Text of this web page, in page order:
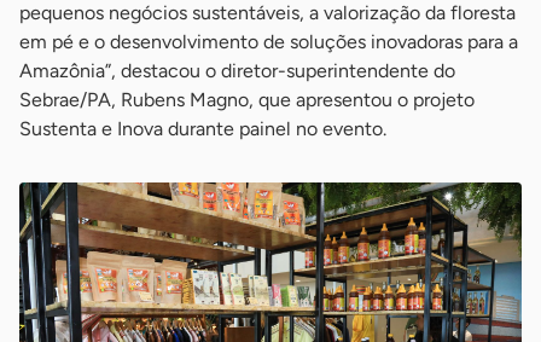
pequenos negócios sustentáveis, a valorização da floresta
em pé e o desenvolvimento de soluções inovadoras para a
Amazônia”, destacou o diretor-superintendente do
Sebrae/PA, Rubens Magno, que apresentou o projeto
Sustenta e Inova durante painel no evento.